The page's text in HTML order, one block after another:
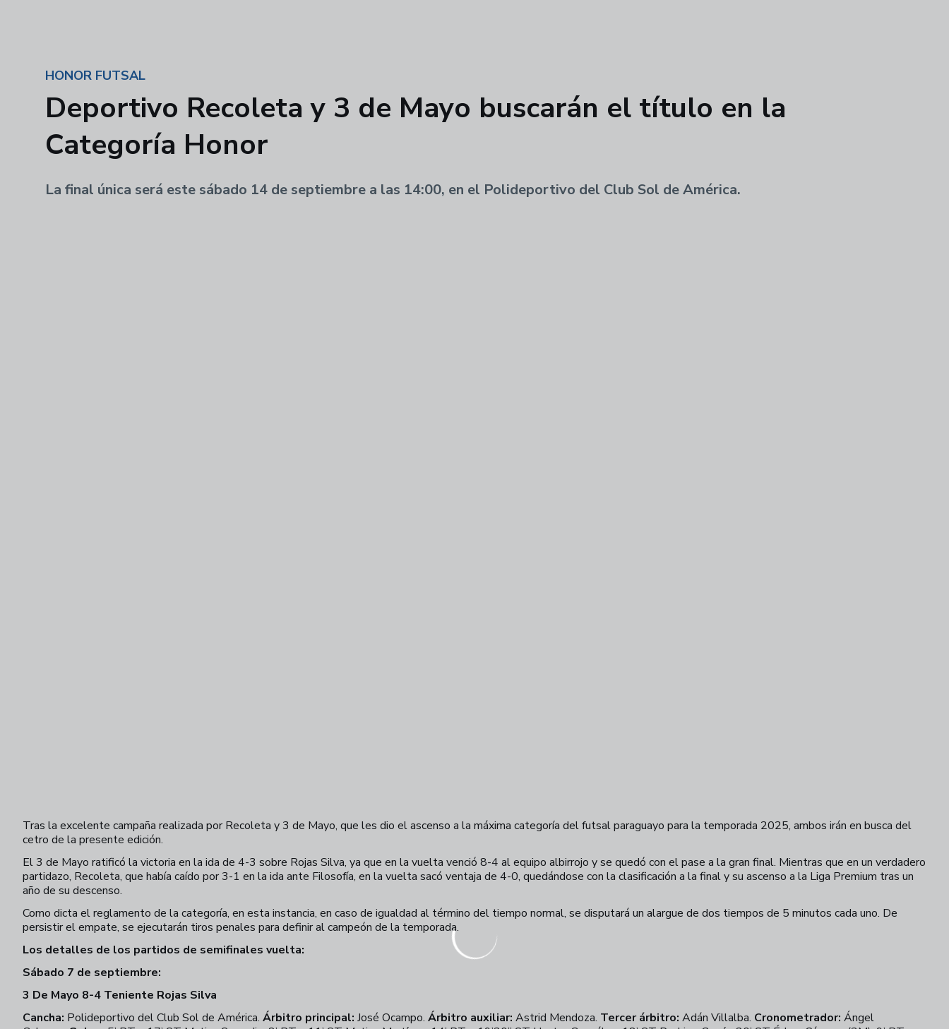
HONOR FUTSAL
Deportivo Recoleta y 3 de Mayo buscarán el título en la
Categoría Honor
La final única será este sábado 14 de septiembre a las 14:00, en el Polideportivo del Club Sol de América.
Tras la excelente campaña realizada por Recoleta y 3 de Mayo, que les dio el ascenso a la máxima categoría del futsal paraguayo para la temporada 2025, ambos irán en busca del
cetro de la presente edición.
El 3 de Mayo ratificó la victoria en la ida de 4-3 sobre Rojas Silva, ya que en la vuelta venció 8-4 al equipo albirrojo y se quedó con el pase a la gran final. Mientras que en un verdadero
partidazo, Recoleta, que había caído por 3-1 en la ida ante Filosofía, en la vuelta sacó ventaja de 4-0, quedándose con la clasificación a la final y su ascenso a la Liga Premium tras un
año de su descenso.
Como dicta el reglamento de la categoría, en esta instancia, en caso de igualdad al término del tiempo normal, se disputará un alargue de dos tiempos de 5 minutos cada uno. De
persistir el empate, se ejecutarán tiros penales para definir al campeón de la temporada.
Los detalles de los partidos de semifinales vuelta:
Sábado 7 de septiembre:
3 De Mayo 8-4 Teniente Rojas Silva
Cancha: Polideportivo del Club Sol de América. Árbitro principal: José Ocampo. Árbitro auxiliar: Astrid Mendoza. Tercer árbitro: Adán Villalba. Cronometrador: Ángel